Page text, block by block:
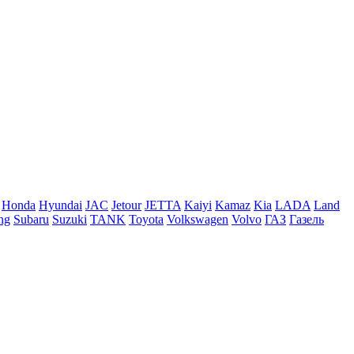
Honda Hyundai JAC Jetour JETTA Kaiyi Kamaz Kia LADA Land
Subaru Suzuki TANK Toyota Volkswagen Volvo ГАЗ Газель